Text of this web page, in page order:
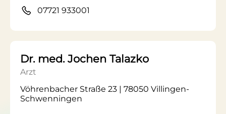
07721 933001
Dr. med. Jochen Talazko
Arzt
Vöhrenbacher Straße 23 | 78050 Villingen-
Schwenningen